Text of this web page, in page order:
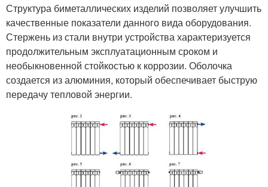
Структура биметаллических изделий позволяет улучшить
качественные показатели данного вида оборудования.
Стержень из стали внутри устройства характеризуется
продолжительным эксплуатационным сроком и
необыкновенной стойкостью к коррозии. Оболочка
создается из алюминия, который обеспечивает быструю
передачу тепловой энергии.